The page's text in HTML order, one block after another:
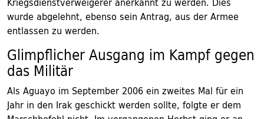
wurde abgelehnt, ebenso sein Antrag, aus der Armee
entlassen zu werden.
Glimpflicher Ausgang im Kampf gegen
das Militär
Als Aguayo im September 2006 ein zweites Mal für ein
Jahr in den Irak geschickt werden sollte, folgte er dem